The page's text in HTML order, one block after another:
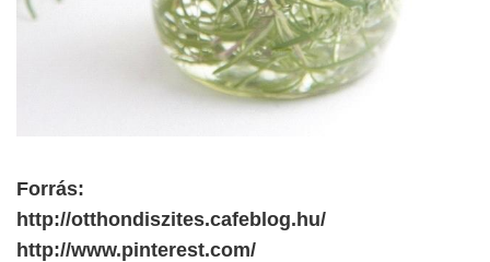
Forrás:
http://otthondiszites.cafeblog.hu/
http://www.pinterest.com/